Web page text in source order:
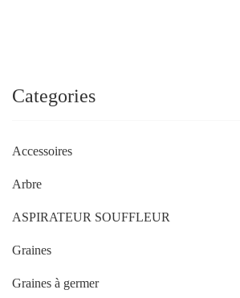
Categories
Accessoires
Arbre
ASPIRATEUR SOUFFLEUR
Graines
Graines à germer